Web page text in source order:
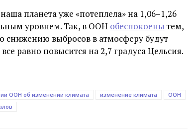
планета уже «потеплела» на 1,06–1,26
уровнем. Так, в ООН обеспокоены тем,
выбросов в атмосферу будут
равно повысится на 2,7 градуса Цельсия.
ООН об изменении климата изменение климата
ООН